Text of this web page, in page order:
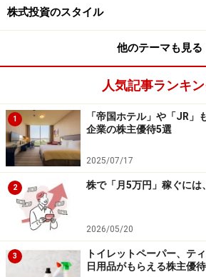
株式投資のスタイル
他のテーマも見る
人気記事ランキ
1
「帝国ホテル」や「JR」
企業の株主優待5選
2025/07/17
2 株で「月5万円」稼ぐには
2026/05/20
3
トイレットペーパー、テ
日用品がもらえる株主優待